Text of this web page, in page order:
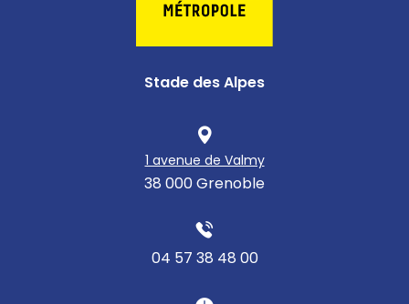
Stade des Alpes
1 avenue de Valmy
38 000 Grenoble
04 57 38 48 00